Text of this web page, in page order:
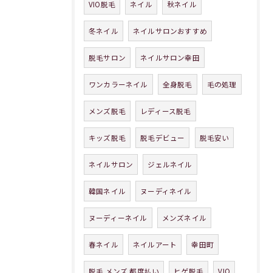
VIO脱毛 ネイル 秋ネイル
冬ネイル ネイルサロンおすすめ
脱毛サロン ネイルサロン幸田
ワンカラーネイル 全身脱毛 毛の処理
メンズ脱毛 レディース脱毛
キッズ脱毛 脱毛デビュー 脱毛安い
ネイルサロン ジェルネイル
韓国ネイル ヌーディネイル
ヌーディーネイル メンズネイル
春ネイル ネイルアート 幸田町